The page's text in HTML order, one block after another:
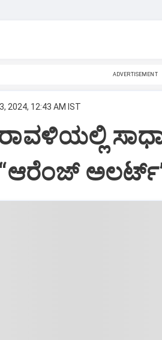
ADVERTISEMENT
2024, 12:43 AM IST